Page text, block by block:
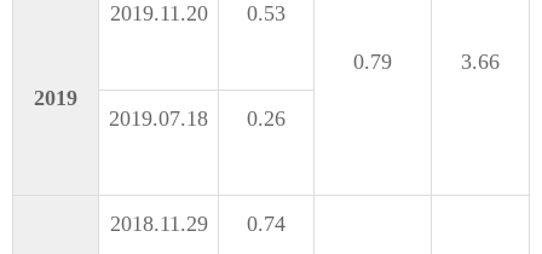
2019
2019.11.20
0.53
0.79
3.66
2019.07.18 0.26
2018.11.29
0.74